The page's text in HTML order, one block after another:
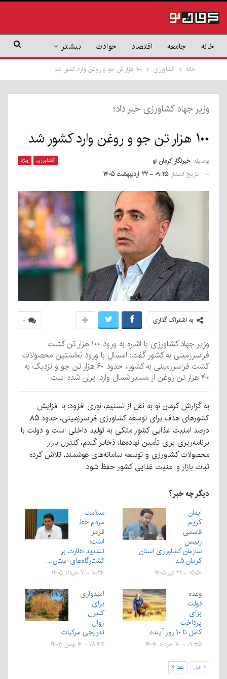
خانه جامعه اقتصاد حوادث بیشتر
خانه کشاورزی ۱۰۰ هزار تن جو و روغن وارد کشور شد
وزیر جهاد کشاورزی خبر داد؛
۱۰۰ هزار تن جو و روغن وارد کشور شد
کشاورزی ویژه بوسیله خبرنگار کرمان نو
تاریخ انتشار ۰۹:۲۵ - ۲۲ اردیبهشت ۱۴۰۵
۰ به اشتراک گذاری
وزیر جهاد کشاورزی با اشاره به ورود ۱۰۰ هزار تن کشت
فراسرزمینی به کشور گفت: امسال با ورود نخستین محصولات
کشت فراسرزمینی به کشور، حدود ۶۰ هزار تن جو و نزدیک به
۴۰ هزار تن روغن از مسیر شمال وارد ایران شده است.
به گزارش کرمان نو به نقل از تسنیم، نوری افزود: با افزایش
کشورهای هدف برای توسعه کشاورزی فراسرزمینی، حدود ۸۵
درصد امنیت غذایی کشور متکی به تولید داخلی است و دولت با
برنامه‌ریزی برای تأمین نهاده‌ها، ذخایر گندم، کنترل بازار
محصولات کشاورزی و توسعه سامانه‌های هوشمند، تلاش کرده
ثبات بازار و امنیت غذایی کشور حفظ شود.
دیگر چه خبر؟
ایمان
کریم
قاسمی
رییس
سازمان کشاورزی استان
کرمان شد
۱۵:۵۰ - ۲۱ تیر ۱۴۰۵
سلامت
مردم خط
قرمز
است؛
تشدید نظارت بر
کشتارگاه‌های استان…
۱۰:۲۴ - ۷ خرداد ۱۴۰۵
وعده
دولت
برای
پرداخت
کامل تا ۱۰ روز آینده
۰۹:۳۵ - ۲۰ خرداد ۱۴۰۴
امیدواری
برای
کنترل
زوال
تدریجی مرکبات
۰۸:۴۷ - ۴ بهمن ۱۴۰۳
قبل بعد